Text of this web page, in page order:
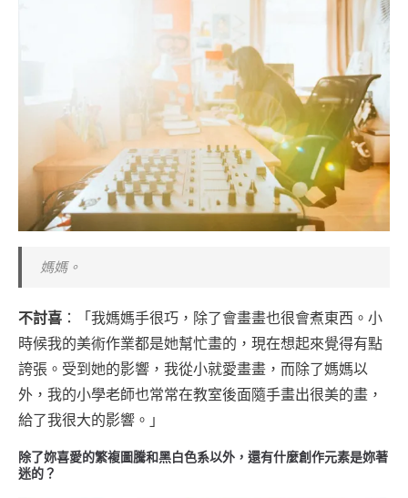
媽媽。
不討喜 ：「我媽媽手很巧，除了會畫畫也很會煮東西。小
時候我的美術作業都是她幫忙畫的，現在想起來覺得有點
誇張。受到她的影響，我從小就愛畫畫，而除了媽媽以
外，我的小學老師也常常在教室後面隨手畫出很美的畫，
給了我很大的影響。」
除了妳喜愛的繁複圖騰和黑白色系以外，還有什麼創作元素是妳著
迷的？